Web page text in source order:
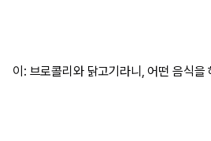
이: 브로콜리와 닭고기라니, 어떤 음식을